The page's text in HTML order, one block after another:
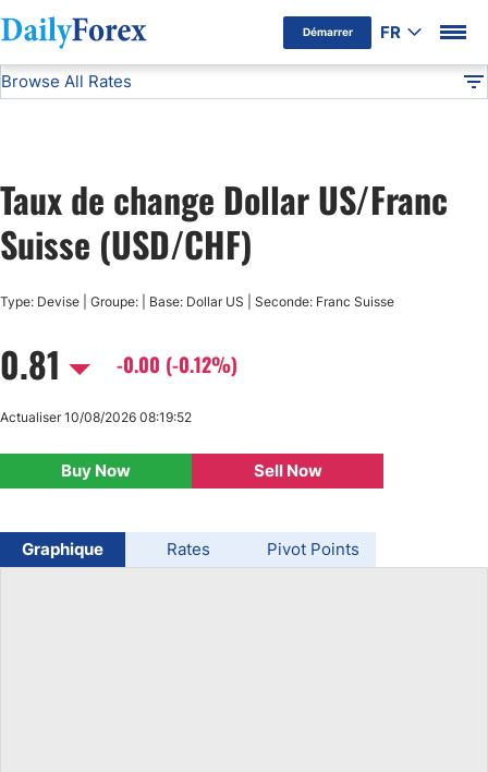
Démarrer FR
Avertissement Publicitaire
Browse All Rates
USD/JPY
GBP/USD
AUD/USD
Taux de change Dollar US/Franc
Suisse (USD/CHF)
Type: Devise | Groupe: | Base: Dollar US | Seconde: Franc Suisse
0.81 -0.00 (-0.12%)
Buy Now Sell Now
Actualiser 10/08/2026 08:19:52
Graphique Rates Pivot Points